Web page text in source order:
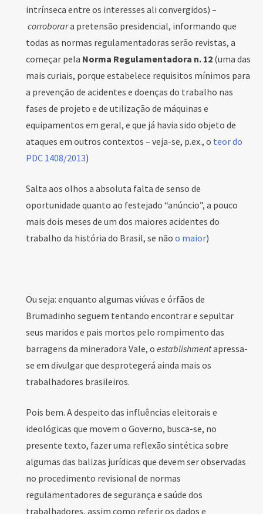
intrínseca entre os interesses ali convergidos) –
corroborara pretensão presidencial, informando que
todas as normas regulamentadoras serão revistas, a
começar pela Norma Regulamentadora n. 12 (uma das
mais curiais, porque estabelece requisitos mínimos para
a prevenção de acidentes e doenças do trabalho nas
fases de projeto e de utilização de máquinas e
equipamentos em geral, e que já havia sido objeto de
ataques em outros contextos – veja-se, p.ex., o teor do
PDC 1408/2013)
Salta aos olhos a absoluta falta de senso de
oportunidade quanto ao festejado “anúncio”, a pouco
mais dois meses de um dos maiores acidentes do
trabalho da história do Brasil, se não o maior)
Ou seja: enquanto algumas viúvas e órfãos de
Brumadinho seguem tentando encontrar e sepultar
seus maridos e pais mortos pelo rompimento das
barragens da mineradora Vale, o establishmentapressa-
se em divulgar que desprotegerá ainda mais os
trabalhadores brasileiros.
Pois bem. A despeito das influências eleitorais e
ideológicas que movem o Governo, busca-se, no
presente texto, fazer uma reflexão sintética sobre
algumas das balizas jurídicas que devem ser observadas
no procedimento revisional de normas
regulamentadores de segurança e saúde dos
trabalhadores, assim como referir os dados e